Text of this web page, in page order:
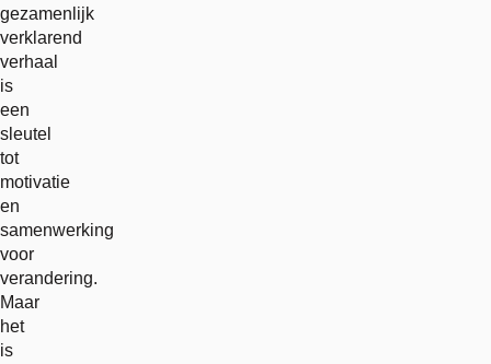
gezamenlijk
verklarend
verhaal
is
een
sleutel
tot
motivatie
en
samenwerking
voor
verandering.
Maar
het
is